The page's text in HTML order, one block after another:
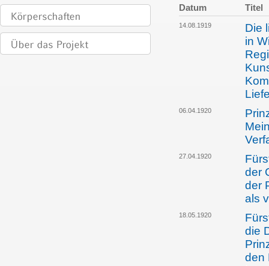
Datum Titel
14.08.1919
Die
in
06.04.1920
27.04.1920
der
der
als
18.05.1920
die
den